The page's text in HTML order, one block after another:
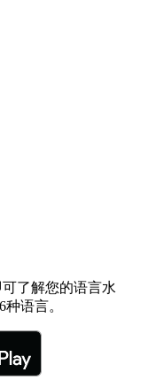
可了解您的语言水
语言。